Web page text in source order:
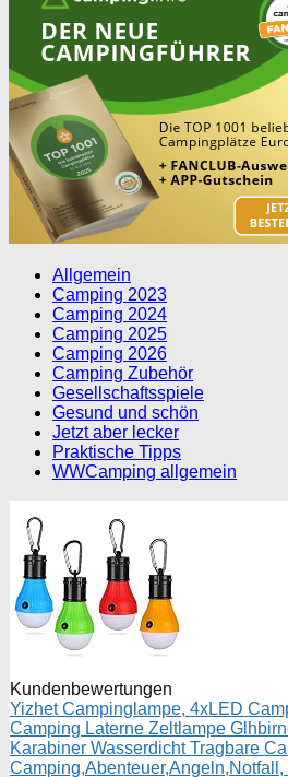
Allgemein
Camping 2023
Camping 2024
Camping 2025
Camping 2026
Camping Zubehör
Gesellschaftsspiele
Gesund und schön
Jetzt aber lecker
Praktische Tipps
WWCamping allgemein
Kundenbewertungen
Yizhet Campinglampe, 4xLED
Camping Laterne Zeltlampe
Karabiner Wasserdicht Tragbare